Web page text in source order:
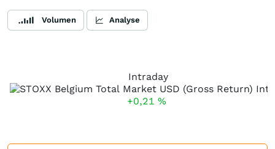
Volumen Analyse
Intraday
+0,21 %